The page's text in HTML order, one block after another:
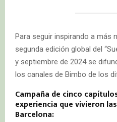
Para seguir inspirando a más
segunda edición global del
y septiembre de 2024 se
los canales de Bimbo de los
Campaña de cinco
experiencia que vivieron
Barcelona: